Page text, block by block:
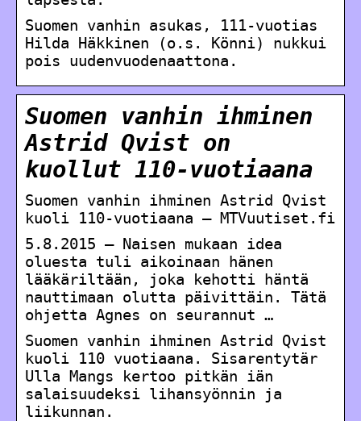
Suomen vanhin asukas, 111-vuotias
Hilda Häkkinen (o.s. Könni) nukkui
pois uudenvuodenaattona.
Suomen vanhin ihminen
Astrid Qvist on
kuollut 110-vuotiaana
Suomen vanhin ihminen Astrid Qvist
kuoli 110-vuotiaana – MTVuutiset.fi
5.8.2015 — Naisen mukaan idea
oluesta tuli aikoinaan hänen
lääkäriltään, joka kehotti häntä
nauttimaan olutta päivittäin. Tätä
ohjetta Agnes on seurannut …
Suomen vanhin ihminen Astrid Qvist
kuoli 110 vuotiaana. Sisarentytär
Ulla Mangs kertoo pitkän iän
salaisuudeksi lihansyönnin ja
liikunnan.